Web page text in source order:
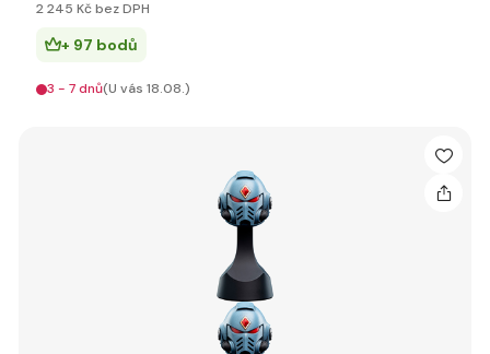
2 245 Kč bez DPH
+ 97 bodů
3 - 7 dnů(U vás 18.08.)